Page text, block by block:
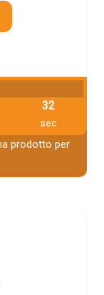
31
sec
prodotto per